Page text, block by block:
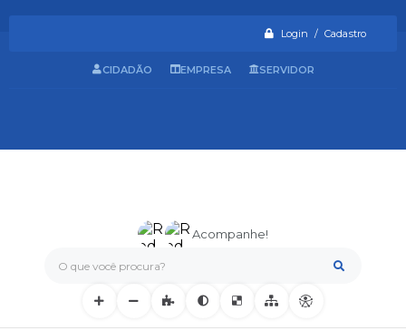
Login / Cadastro
O que você procura?
Acompanhe!
CIDADÃO EMPRESA SERVIDOR